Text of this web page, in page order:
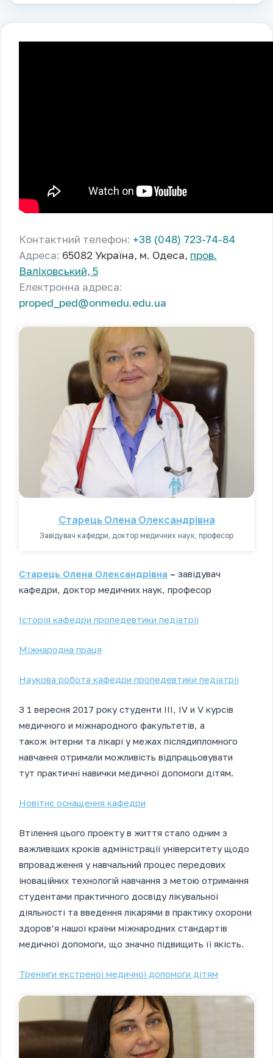
Контактний телефон: +38 (048) 723-74-84
Адреса: 65082 Україна, м. Одеса, пров.
Валіховський, 5
Електронна адреса:
proped_ped@onmedu.edu.ua
Старець Олена Олександрівна
Завідувач кафедри, доктор медичних наук, професор
Старець Олена Олександрівна – завідувач
кафедри, доктор медичних наук, професор
Історія кафедри пропедевтики педіатрії
Міжнародна праця
Наукова робота кафедри пропедевтики педіатрії
З 1 вересня 2017 року студенти III, IV и V курсів
медичного и міжнародного факультетів, а
також інтерни та лікарі у межах післядипломного
навчання отримали можливість відпрацьовувати
тут практичні навички медичної допомоги дітям.
Новітнє оснащення кафедри
Втілення цього проекту в життя стало одним з
важливіших кроків адміністрації університету щодо
впровадження у навчальний процес передових
іноваційних технологій навчання з метою отримання
студентами практичного досвіду лікувальної
діяльності та введення лікарями в практику охорони
здоров’я нашої країни міжнародних стандартів
медичної допомоги, що значно підвищить її якість.
Тренінги екстреної медичної допомоги дітям